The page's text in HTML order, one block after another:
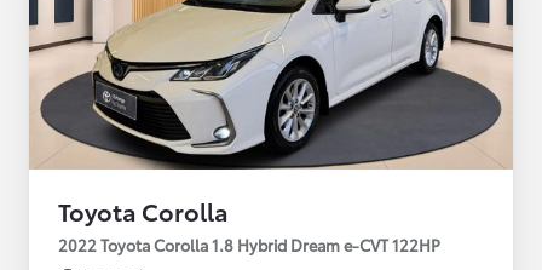
Toyota Corolla
2022 Toyota Corolla 1.8 Hybrid Dream e-CVT 122HP